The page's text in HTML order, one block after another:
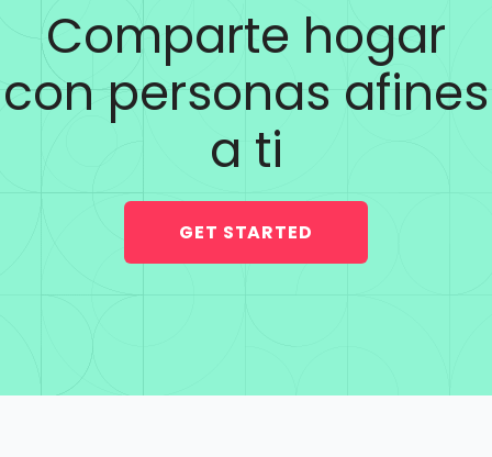
Comparte hogar
con personas afines
a ti
GET STARTED